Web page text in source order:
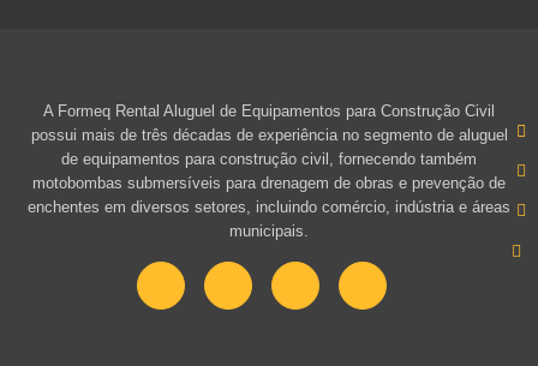
A Formeq Rental Aluguel de Equipamentos para Construção Civil
possui mais de três décadas de experiência no segmento de aluguel
de equipamentos para construção civil, fornecendo também
motobombas submersíveis para drenagem de obras e prevenção de
enchentes em diversos setores, incluindo comércio, indústria e áreas
municipais.